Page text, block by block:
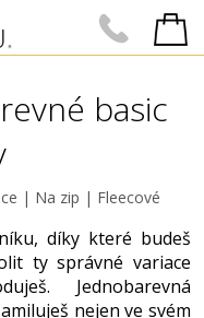
basic
| Na zip | Fleecové
díky které budeš
ty správné variace
Jednobarevná
nejen ve svém